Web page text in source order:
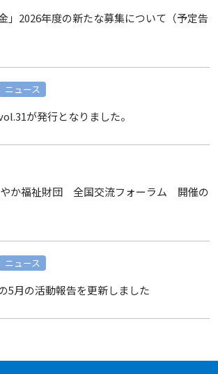
」2026年度の新たな募集について（予定告
ニュース
が発行となりました。
やか福祉財団 全国交流フォーラム 開催の
ニュース
5月の活動報告を更新しました